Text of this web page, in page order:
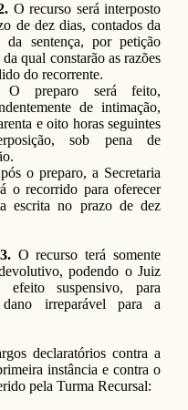
O recurso será interposto
de dez dias, contados da
da sentença, por petição
da qual constarão as razões
do recorrente.
O preparo será feito,
de intimação,
e oito horas seguintes
sob pena de
o preparo, a Secretaria
o recorrido para oferecer
escrita no prazo de dez
O recurso terá somente
podendo o Juiz
efeito suspensivo, para
irreparável para a
declaratórios contra a
instância e contra o
pela Turma Recursal: